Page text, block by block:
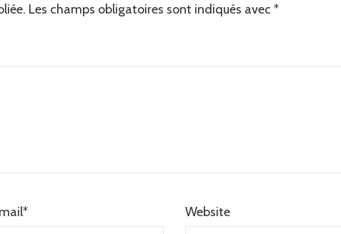
Les champs obligatoires sont indiqués avec *
* Website